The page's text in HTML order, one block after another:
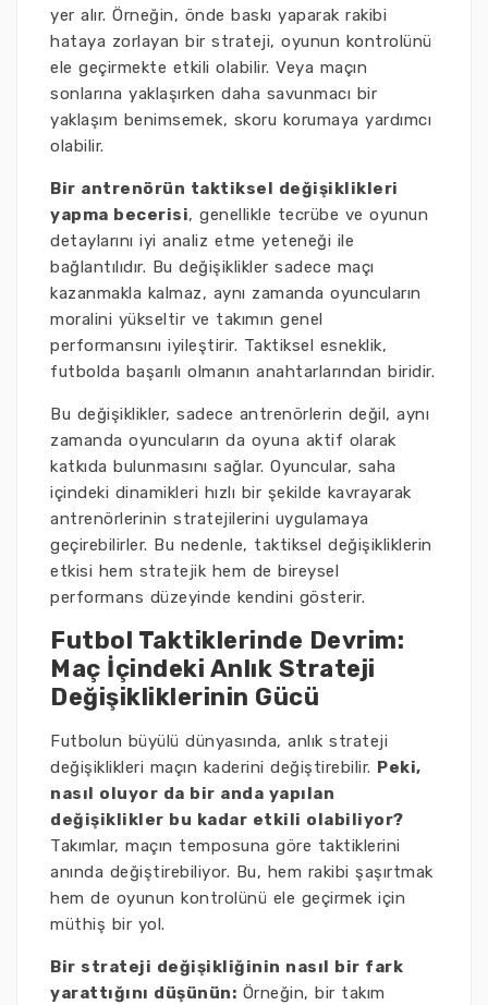
yer alır. Örneğin, önde baskı yaparak rakibi
hataya zorlayan bir strateji, oyunun kontrolünü
ele geçirmekte etkili olabilir. Veya maçın
sonlarına yaklaşırken daha savunmacı bir
yaklaşım benimsemek, skoru korumaya yardımcı
olabilir.
Bir antrenörün taktiksel değişiklikleri
yapma becerisi, genellikle tecrübe ve oyunun
detaylarını iyi analiz etme yeteneği ile
bağlantılıdır. Bu değişiklikler sadece maçı
kazanmakla kalmaz, aynı zamanda oyuncuların
moralini yükseltir ve takımın genel
performansını iyileştirir. Taktiksel esneklik,
futbolda başarılı olmanın anahtarlarından biridir.
Bu değişiklikler, sadece antrenörlerin değil, aynı
zamanda oyuncuların da oyuna aktif olarak
katkıda bulunmasını sağlar. Oyuncular, saha
içindeki dinamikleri hızlı bir şekilde kavrayarak
antrenörlerinin stratejilerini uygulamaya
geçirebilirler. Bu nedenle, taktiksel değişikliklerin
etkisi hem stratejik hem de bireysel
performans düzeyinde kendini gösterir.
Futbol Taktiklerinde Devrim:
Maç İçindeki Anlık Strateji
Değişikliklerinin Gücü
Futbolun büyülü dünyasında, anlık strateji
değişiklikleri maçın kaderini değiştirebilir. Peki,
nasıl oluyor da bir anda yapılan
değişiklikler bu kadar etkili olabiliyor?
Takımlar, maçın temposuna göre taktiklerini
anında değiştirebiliyor. Bu, hem rakibi şaşırtmak
hem de oyunun kontrolünü ele geçirmek için
müthiş bir yol.
Bir strateji değişikliğinin nasıl bir fark
yarattığını düşünün: Örneğin, bir takım